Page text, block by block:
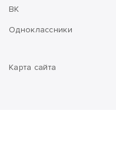
ВК
Одноклассники
Карта сайта